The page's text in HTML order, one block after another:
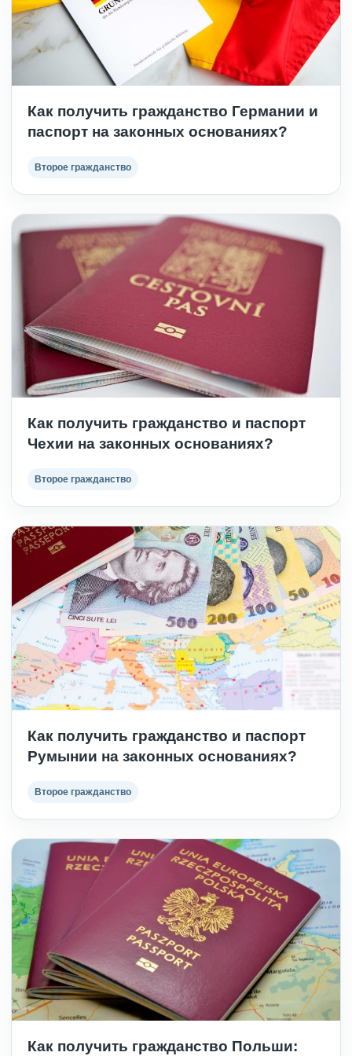
Как получить гражданство Германии и
паспорт на законных основаниях?
Второе гражданство
Как получить гражданство и паспорт
Чехии на законных основаниях?
Второе гражданство
Как получить гражданство и паспорт
Румынии на законных основаниях?
Второе гражданство
Как получить гражданство Польши: